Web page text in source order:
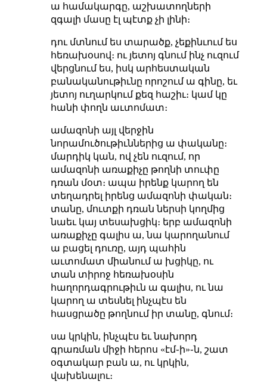
ա համակարգը, աշխատողների
զգալի մասը էլ պէտք չի լինի։
դու մտնում ես տարածք, չեքինւում ես
հեռախօսով։ ու յետոյ գնում ինչ ուզում
վերցնում ես, իսկ արհեստական
բանականութիւնը որոշում ա գինը, եւ
յետոյ ուղարկում քեզ հաշիւ։ կամ կը
հանի փողն աւտոմատ։
ամազոնի այլ վերջին
նորամուծութիւններից ա փականը։
մարդիկ կան, ով չեն ուզում, որ
ամազոնի առաքիչը թողնի տուփը
դռան մօտ։ ապա իրենք կարող են
տեղադրել իրենց ամազոնի փական։
տանը, մուտքի դռան ներսի կողմից
նաեւ կայ տեսախցիկ։ երբ ամազոնի
առաքիչը գալիս ա, նա կարողանում
ա բացել դուռը, այդ պահին
աւտոմատ միանում ա խցիկը, ու
տան տիրոջ հեռախօսին
հաղորդագրութիւն ա գալիս, ու նա
կարող ա տեսնել ինչպէս են
հասցրածը թողնում իր տանը, գնում։
սա կրկին, ինչպէս եւ նախորդ
գրառման միջի հերոս «էմ֊ի»֊ն, շատ
օգտակար բան ա, ու կրկին,
վախենալու։